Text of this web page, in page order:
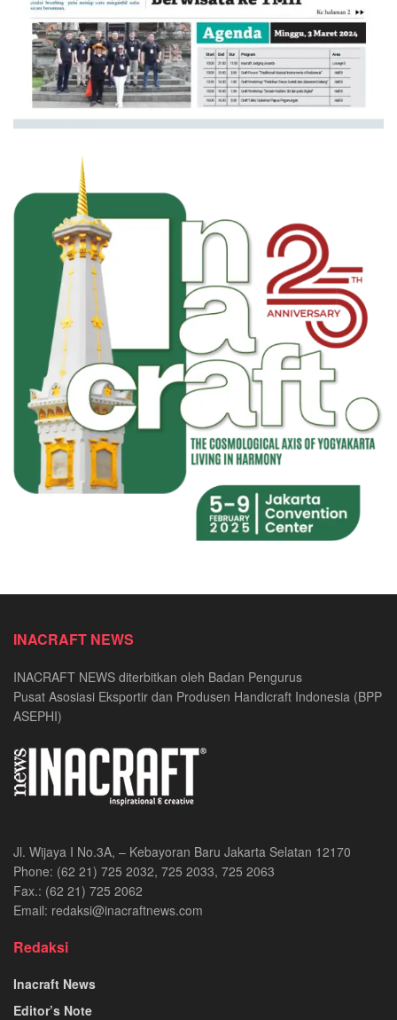
INACRAFT NEWS
INACRAFT NEWS diterbitkan oleh Badan Pengurus
Pusat Asosiasi Eksportir dan Produsen Handicraft Indonesia (BPP
ASEPHI)
Jl. Wijaya I No.3A, – Kebayoran Baru Jakarta Selatan 12170
Phone: (62 21) 725 2032, 725 2033, 725 2063
Fax.: (62 21) 725 2062
Email: redaksi@inacraftnews.com
Redaksi
Inacraft News
Editor’s Note